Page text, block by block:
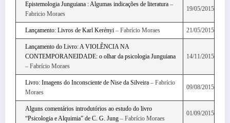
Epistemologia Junguiana : Algumas indicações de literatura –
Fabricio Moraes
19/05/2015
Lançamento: Livros de Karl Kerényi – Fabrício Moraes 21/05/2015
Lançamento do Livro: A VIOLÊNCIA NA
CONTEMPORANEIDADE: o olhar da psicologia Junguiana
– Fabrício Moraes
14/11/2015
Livro: Imagens do Inconsciente de Nise da Silveira – Fabrício
Moraes
09/08/2015
Alguns comentários introdutórios ao estudo do livro
“Psicologia e Alquimia” de C. G. Jung – Fabrício Moraes
01/09/2015